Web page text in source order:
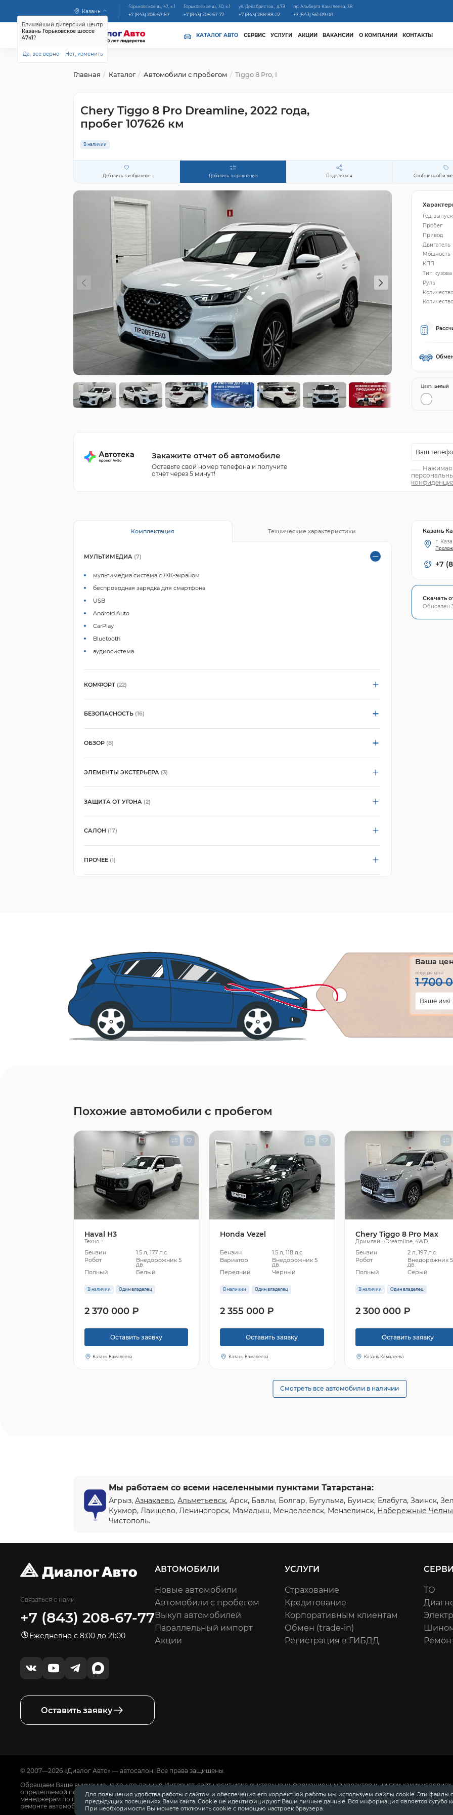
Казань
Ближайший дилерский центр
Казань Горьковское шоссе
47к1?
Да, все верно Нет, изменить
Горьковское ш., 47, к.1
+7 (843) 208-67-87
Горьковское ш., 30, к.1
+7 (843) 208-67-77
ул. Декабристов., д.79
+7 (843) 288-88-22
пр. Альберта Камалеева, 38
+7 (843) 561-09-00
КАТАЛОГ АВТО СЕРВИС УСЛУГИ АКЦИИ ВАКАНСИИ О КОМПАНИИ КОНТАКТЫ
Главная Каталог Автомобили с пробегом Tiggo 8 Pro, I
Chery Tiggo 8 Pro Dreamline, 2022 года,
пробег 107626 км
В наличии
Добавить в избранное Добавить в сравнение Поделиться Сообщить об
Год
Пробег
Привод
Двигатель
Мощность
КПП
Тип кузова
Руль
Цвет: Белый
Закажите отчет об автомобиле
Оставьте свой номер телефона и получите
отчет через 5 минут!
Нажимая
Комплектация Технические характеристики
МУЛЬТИМЕДИА (7)
мультимедиа система с ЖК-экраном
беспроводная зарядка для смартфона
USB
Android Auto
CarPlay
Bluetooth
аудиосистема
КОМФОРТ (22)
БЕЗОПАСНОСТЬ (16)
ОБЗОР (8)
ЭЛЕМЕНТЫ ЭКСТЕРЬЕРА (3)
ЗАЩИТА ОТ УГОНА (2)
САЛОН (17)
ПРОЧЕЕ (1)
Казань
г.
+7
Скачать
Обновлен
Ваша
текущая цена
1 700
Похожие автомобили с пробегом
Haval H3
Техно +
Бензин
1.5 л, 177 л.с.
Робот
Внедорожник 5
дв.
Полный
Белый
В наличии Один владелец
2 370 000 ₽
Оставить заявку
Казань Камалеева
Honda Vezel
Бензин
1.5 л, 118 л.с.
Вариатор
Внедорожник 5
дв.
Передний
Черный
В наличии Один владелец
2 355 000 ₽
Оставить заявку
Казань Камалеева
Chery Tiggo 8 Pro Max
Дримлайн/Dreamline, 4WD
Бензин
2 л, 197 л.с.
Робот
Внедорожник 5
дв.
Полный
Серый
В наличии Один владелец
2 300 000 ₽
Оставить заявку
Казань Камалеева
Смотреть все автомобили в наличии
Мы работаем со всеми населенными пунктами Татарстана:
Агрыз,Азнакаево,Альметьевск, Арск, Бавлы, Болгар, Бугульма, Буинск, Елабуга, Заинск,
Кукмор, Лаишево, Лениногорск, Мамадыш, Менделеевск, Мензелинск, Набережные Челны
Чистополь.
Связаться с нами
+7 (843) 208-67-77
Ежедневно с 8:00 до 21:00
Оставить заявку
АВТОМОБИЛИ
Новые автомобили
Автомобили с пробегом
Выкуп автомобилей
Параллельный импорт
Акции
УСЛУГИ
Страхование
Кредитование
Корпоративным клиентам
Обмен (trade-in)
Регистрация в ГИБДД
ТО
© 2007—2026 «Диалог Авто» — автосалон. Все права защищены.
Обращаем Ваше внимание на то, что данный Интернет-сайт носит исключительно информационный характер и ни при каких условиях
определяемой положениями Статьи 437 Гражданского Кодекса Российской Федерации.Для получения подробной информации о
менеджерам по продажам автосалонов Диалог Авто. Для получения информации о приобретении автомобилей в кредит,
ремонте автомобилей, запасных частях, дополнительном оборудовании, аксессуарах также обращайтесь к специалистам
Для повышения удобства работы с сайтом и обеспечения его корректной работы мы используем файлы cookie. Эти файлы
предыдущих посещениях Вами сайта. Cookie не идентифицируют Ваши личные данные. Вся информация является сугубо
При необходимости Вы можете отключить cookie с помощью настроек браузера.